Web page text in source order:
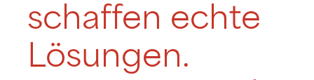
schaffen echte
Lösungen.